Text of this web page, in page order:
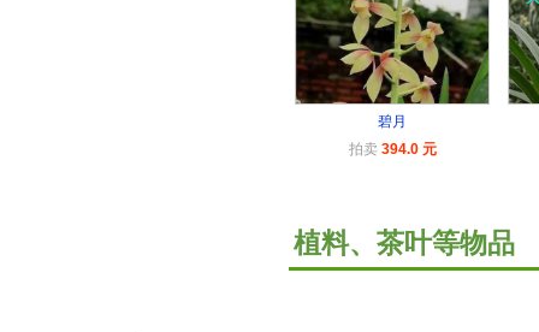
碧月
拍卖 394.0 元
植料、茶叶等物品